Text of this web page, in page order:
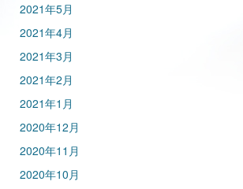
2021年5月
2021年4月
2021年3月
2021年2月
2021年1月
2020年12月
2020年11月
2020年10月